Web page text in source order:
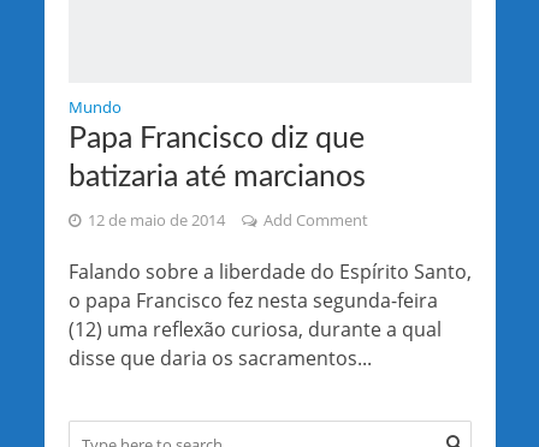
Mundo
Papa Francisco diz que
batizaria até marcianos
12 de maio de 2014 Add Comment
Falando sobre a liberdade do Espírito Santo,
o papa Francisco fez nesta segunda-feira
(12) uma reflexão curiosa, durante a qual
disse que daria os sacramentos...